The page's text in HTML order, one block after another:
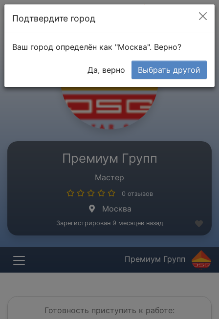
Премиум Групп
Мастер
0 отзывов
Москва
Зарегистрирован 9 месяцев назад
Премиум Групп
Готовность приступить к работе:
Подтвердите город
Ваш город определён как "Москва". Верно?
Да, верно Выбрать другой